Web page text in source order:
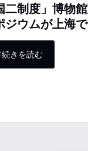
二制度」博物
ジウムが上海
続きを読む